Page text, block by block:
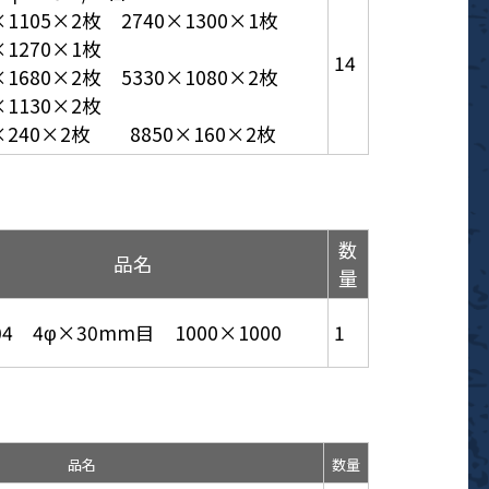
枚 2740×1300×1枚
枚
枚 5330×1080×2枚
枚
枚 8850×160×2枚
14
品名
数
量
4φ×30mm目 1000×1000
1
品名 数量